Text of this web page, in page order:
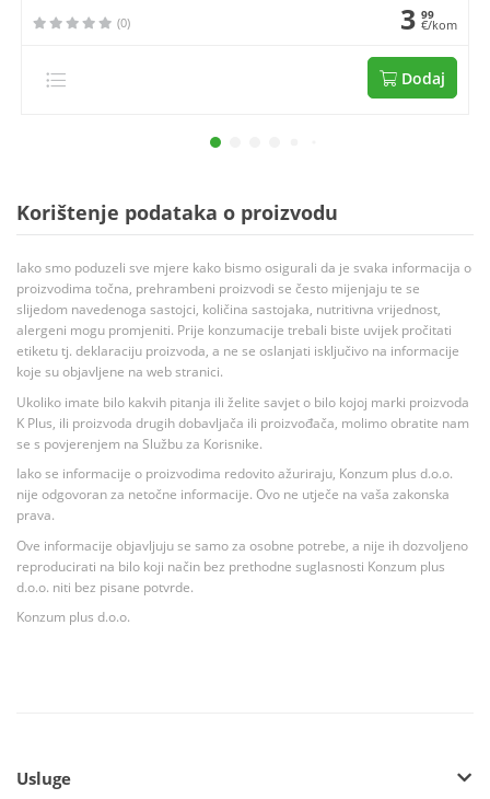
(0) 3 99
€/kom
Dodaj
Korištenje podataka o proizvodu
Iako smo poduzeli sve mjere kako bismo osigurali da je svaka informacija o
proizvodima točna, prehrambeni proizvodi se često mijenjaju te se
slijedom navedenoga sastojci, količina sastojaka, nutritivna vrijednost,
alergeni mogu promjeniti. Prije konzumacije trebali biste uvijek pročitati
etiketu tj. deklaraciju proizvoda, a ne se oslanjati isključivo na informacije
koje su objavljene na web stranici.
Ukoliko imate bilo kakvih pitanja ili želite savjet o bilo kojoj marki proizvoda
K Plus, ili proizvoda drugih dobavljača ili proizvođača, molimo obratite nam
se s povjerenjem na Službu za Korisnike.
Iako se informacije o proizvodima redovito ažuriraju, Konzum plus d.o.o.
nije odgovoran za netočne informacije. Ovo ne utječe na vaša zakonska
prava.
Ove informacije objavljuju se samo za osobne potrebe, a nije ih dozvoljeno
reproducirati na bilo koji način bez prethodne suglasnosti Konzum plus
d.o.o. niti bez pisane potvrde.
Konzum plus d.o.o.
Usluge